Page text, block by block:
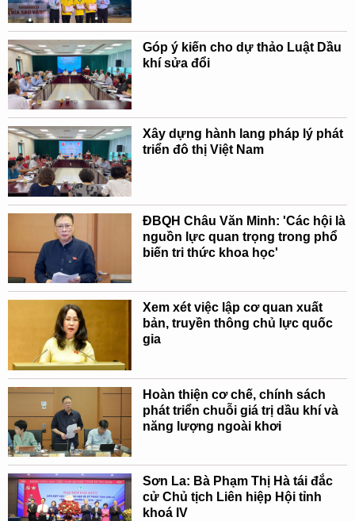
Góp ý kiến cho dự thảo Luật Dầu
khí sửa đổi
Xây dựng hành lang pháp lý phát
triển đô thị Việt Nam
ĐBQH Châu Văn Minh: 'Các hội là
nguồn lực quan trọng trong phổ
biến tri thức khoa học'
Xem xét việc lập cơ quan xuất
bản, truyền thông chủ lực quốc
gia
Hoàn thiện cơ chế, chính sách
phát triển chuỗi giá trị dầu khí và
năng lượng ngoài khơi
Sơn La: Bà Phạm Thị Hà tái đắc
cử Chủ tịch Liên hiệp Hội tỉnh
khoá IV